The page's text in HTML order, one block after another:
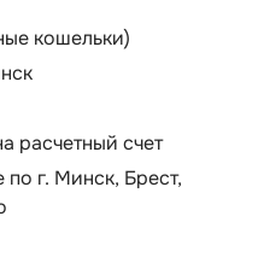
кошельки)
расчетный счет
г. Минск, Брест,